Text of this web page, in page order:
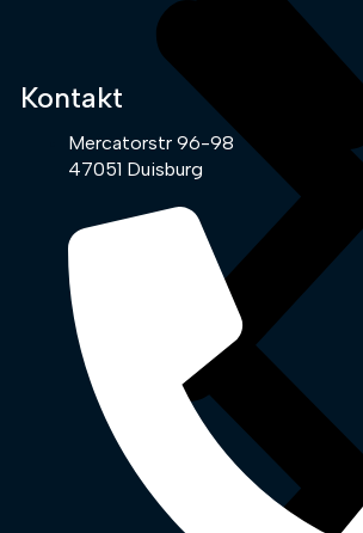
Kontakt
Mercatorstr 96-98
47051 Duisburg